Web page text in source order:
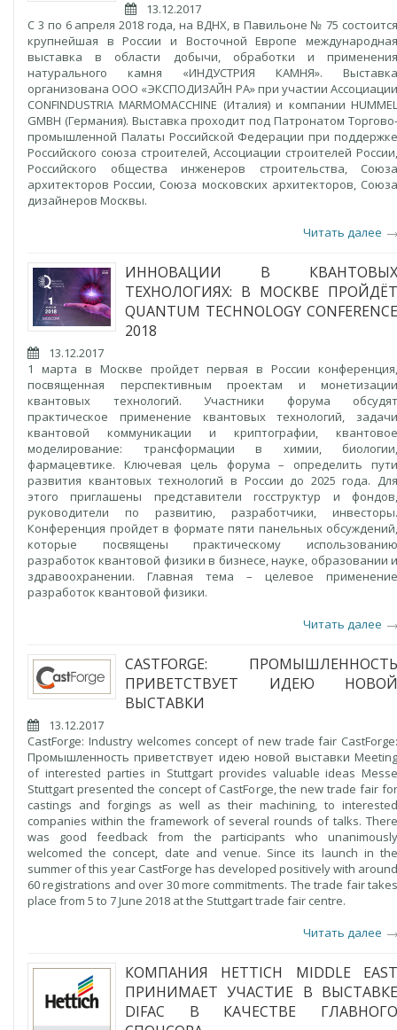
13.12.2017
С 3 по 6 апреля 2018 года, на ВДНХ, в Павильоне № 75 состоится
крупнейшая в России и Восточной Европе международная
выставка в области добычи, обработки и применения
натурального камня «ИНДУСТРИЯ КАМНЯ». Выставка
организована ООО «ЭКСПОДИЗАЙН РА» при участии Ассоциации
CONFINDUSTRIA MARMOMACCHINE (Италия) и компании HUMMEL
GMBH (Германия). Выставка проходит под Патронатом Торгово-
промышленной Палаты Российской Федерации при поддержке
Российского союза строителей, Ассоциации строителей России,
Российского общества инженеров строительства, Союза
архитекторов России, Союза московских архитекторов, Союза
дизайнеров Москвы.
Читать далее
ИННОВАЦИИ В КВАНТОВЫХ
ТЕХНОЛОГИЯХ: В МОСКВЕ ПРОЙДЁТ
QUANTUM TECHNOLOGY CONFERENCE
2018
13.12.2017
1 марта в Москве пройдет первая в России конференция,
посвященная перспективным проектам и монетизации
квантовых технологий. Участники форума обсудят
практическое применение квантовых технологий, задачи
квантовой коммуникации и криптографии, квантовое
моделирование: трансформации в химии, биологии,
фармацевтике. Ключевая цель форума – определить пути
развития квантовых технологий в России до 2025 года. Для
этого приглашены представители госструктур и фондов,
руководители по развитию, разработчики, инвесторы.
Конференция пройдет в формате пяти панельных обсуждений,
которые посвящены практическому использованию
разработок квантовой физики в бизнесе, науке, образовании и
здравоохранении. Главная тема – целевое применение
разработок квантовой физики.
Читать далее
CASTFORGE: ПРОМЫШЛЕННОСТЬ
ПРИВЕТСТВУЕТ ИДЕЮ НОВОЙ
ВЫСТАВКИ
13.12.2017
CastForge: Industry welcomes concept of new trade fair CastForge:
Промышленность приветствует идею новой выставки Meeting
of interested parties in Stuttgart provides valuable ideas Messe
Stuttgart presented the concept of CastForge, the new trade fair for
castings and forgings as well as their machining, to interested
companies within the framework of several rounds of talks. There
was good feedback from the participants who unanimously
welcomed the concept, date and venue. Since its launch in the
summer of this year CastForge has developed positively with around
60 registrations and over 30 more commitments. The trade fair takes
place from 5 to 7 June 2018 at the Stuttgart trade fair centre.
Читать далее
КОМПАНИЯ HETTICH MIDDLE EAST
ПРИНИМАЕТ УЧАСТИЕ В ВЫСТАВКЕ
DIFAC В КАЧЕСТВЕ ГЛАВНОГО